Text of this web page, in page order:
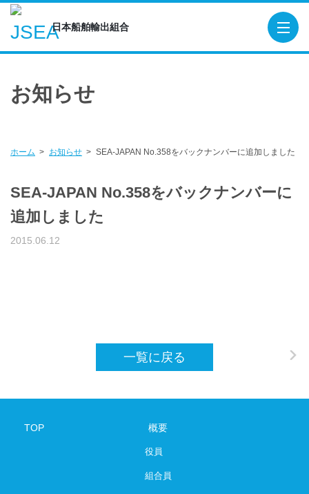
日本船舶輸出組合
貿易保険
デジタルプラットフォーム
お問い合
お知らせ
ホーム お知らせ SEA-JAPAN No.358をバックナンバーに追加しました
SEA-JAPAN No.358をバックナンバーに
追加しました
2015.06.12
一覧に戻る
TOP 概要
役員
組合員